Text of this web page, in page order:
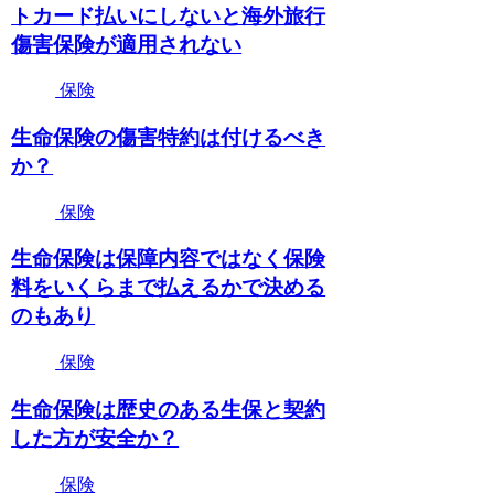
トカード払いにしないと海外旅行
傷害保険が適用されない
保険
生命保険の傷害特約は付けるべき
か？
保険
生命保険は保障内容ではなく保険
料をいくらまで払えるかで決める
のもあり
保険
生命保険は歴史のある生保と契約
した方が安全か？
保険